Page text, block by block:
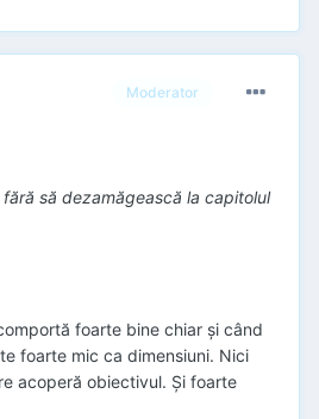
Moderator
să dezamăgească la capitolul
foarte bine chiar şi când
foarte mic ca dimensiuni. Nici
acoperă obiectivul. Și foarte